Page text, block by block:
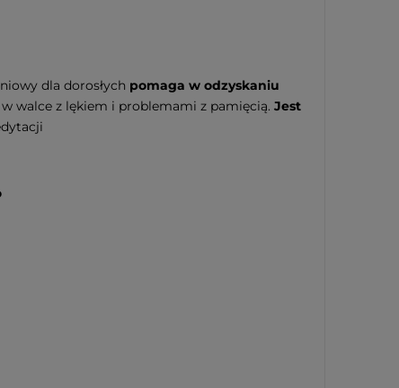
dla dorosłych pomaga w odzyskaniu
walce z lękiem i problemami z pamięcią. Jest